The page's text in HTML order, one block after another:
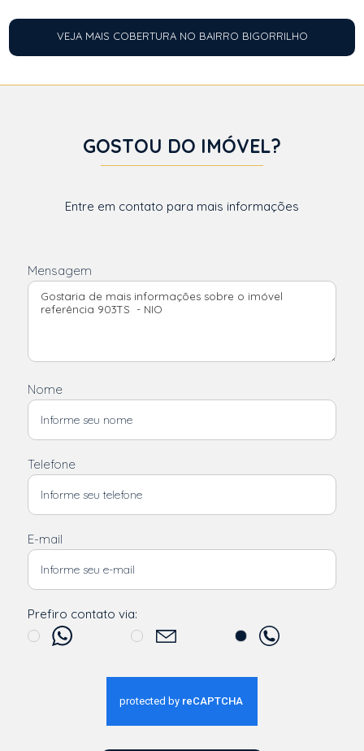
VEJA MAIS COBERTURA NO BAIRRO BIGORRILHO
GOSTOU DO IMÓVEL?
Entre em contato para mais informações
Mensagem
Nome
Telefone
E-mail
Prefiro contato via: